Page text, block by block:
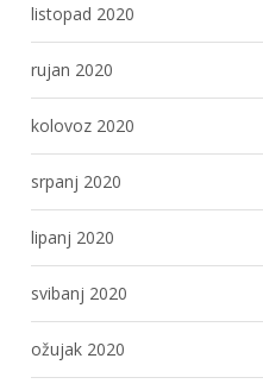
listopad 2020
rujan 2020
kolovoz 2020
srpanj 2020
lipanj 2020
svibanj 2020
ožujak 2020